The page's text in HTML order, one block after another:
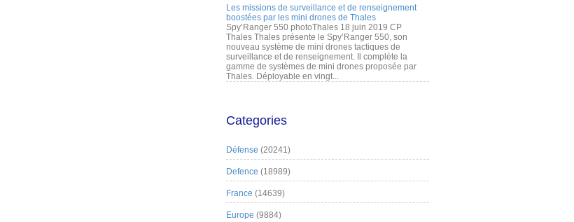
Les missions de surveillance et de renseignement
boostées par les mini drones de Thales
Spy’Ranger 550 photoThales 18 juin 2019 CP
Thales Thales présente le Spy’Ranger 550, son
nouveau système de mini drones tactiques de
surveillance et de renseignement. Il complète la
gamme de systèmes de mini drones proposée par
Thales. Déployable en vingt...
Categories
Défense (20241)
Defence (18989)
France (14639)
Europe (9884)